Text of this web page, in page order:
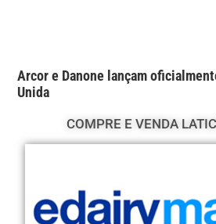
Arcor e Danone lançam
Unida
COMPRE E VENDA